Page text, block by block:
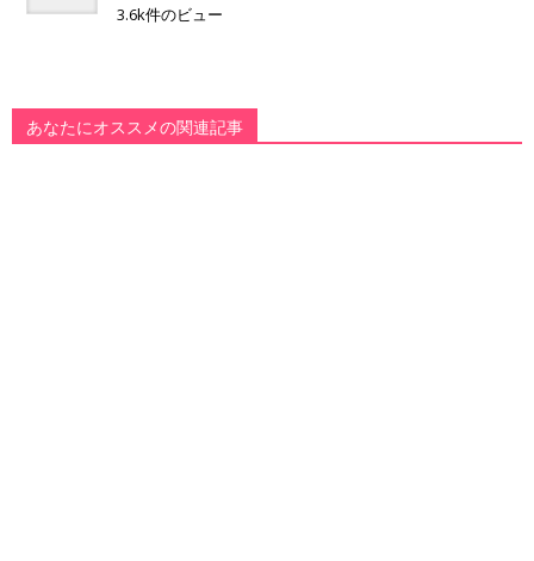
3.6k件のビュー
あなたにオススメの関連記事